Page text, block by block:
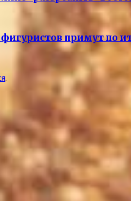
примут по
.